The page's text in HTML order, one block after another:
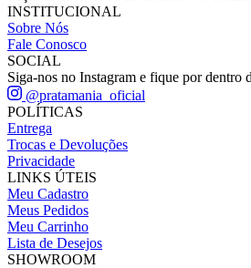
INSTITUCIONAL
Sobre Nós
Fale Conosco
SOCIAL
Siga-nos no Instagram e fique por dentro
@pratamania_oficial
POLÍTICAS
Entrega
Trocas e Devoluções
Privacidade
LINKS ÚTEIS
Meu Cadastro
Meus Pedidos
Meu Carrinho
Lista de Desejos
SHOWROOM